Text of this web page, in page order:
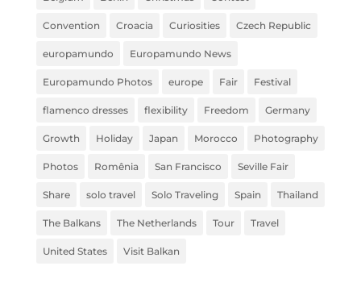
Convention Croacia Curiosities Czech Republic
europamundo Europamundo News
Europamundo Photos europe Fair Festival
flamenco dresses flexibility Freedom Germany
Growth Holiday Japan Morocco Photography
Photos Romênia San Francisco Seville Fair
Share solo travel Solo Traveling Spain Thailand
The Balkans The Netherlands Tour Travel
United States Visit Balkan